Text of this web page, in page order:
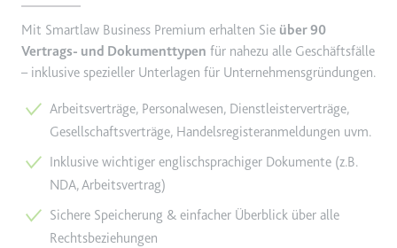
Mit Smartlaw Business Premium erhalten Sie über 90
Vertrags- und Dokumenttypen für nahezu alle Geschäftsfälle
– inklusive spezieller Unterlagen für Unternehmensgründungen.
Arbeitsverträge, Personalwesen, Dienstleisterverträge,
Gesellschaftsverträge, Handelsregisteranmeldungen uvm.
Inklusive wichtiger englischsprachiger Dokumente (z.B.
NDA, Arbeitsvertrag)
Sichere Speicherung & einfacher Überblick über alle
Rechtsbeziehungen